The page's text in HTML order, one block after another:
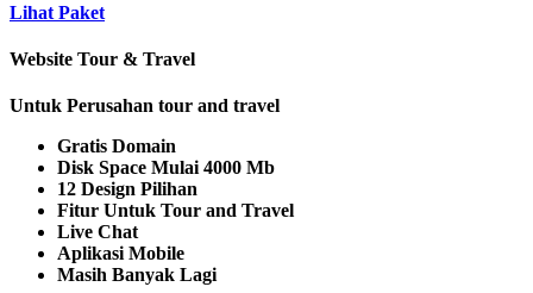
Lihat Paket
Website Tour & Travel
Untuk Perusahan tour and travel
Gratis Domain
Disk Space Mulai 4000 Mb
12 Design Pilihan
Fitur Untuk Tour and Travel
Live Chat
Aplikasi Mobile
Masih Banyak Lagi